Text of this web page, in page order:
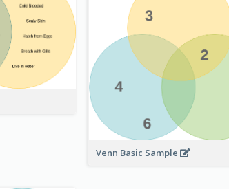
Venn Basic Sample